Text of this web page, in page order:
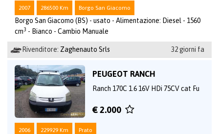
2007 286500 Km Borgo San Giacomo
Borgo San Giacomo (BS) - usato - Alimentazione: Diesel - 1560
cm3 - Bianco - Cambio Manuale
Rivenditore: Zaghenauto Srls 32 giorni fa
PEUGEOT RANCH
Ranch 170C 1.6 16V HDi 75CV cat Fu
€ 2.000
2006 229929 Km Prato